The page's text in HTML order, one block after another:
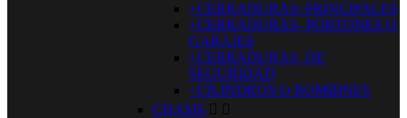
+CERRADURAS/ PRINCIPALES
+CERRADURAS- PORTONES O
GARAJES
+CERRADURAS, DE
SEGURIDAD
+CILINDROS O BOMBINES
CHASIS  